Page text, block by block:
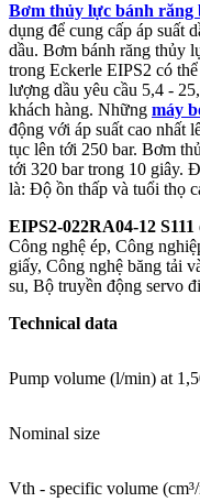
Bơm thủy lực bánh răng
dụng để cung cấp áp suất
dầu. Bơm bánh răng thủy
trong Eckerle EIPS2 có
lượng dầu yêu cầu 5,4 -
khách hàng. Những máy
động với áp suất cao nhất
tục lên tới 250 bar. Bơm
tới 320 bar trong 10 giây.
là: Độ ồn thấp và tuổi thọ
EIPS2-022RA04-12 S111
Công nghệ ép, Công
giấy, Công nghệ băng tải
su, Bộ truyền động servo
Technical data
Pump volume (l/min) at
Nominal size
Vth - specific volume